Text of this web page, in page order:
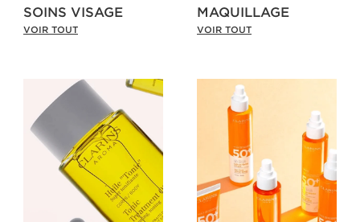
SOINS VISAGE
VOIR TOUT
MAQUILLAGE
VOIR TOUT